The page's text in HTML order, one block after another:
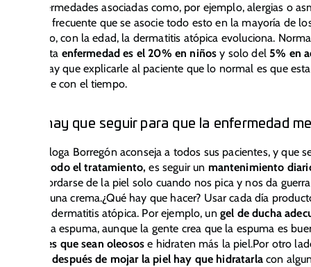
otras enfermedades asociadas como, por ejemplo, alergias o
bastante frecuente que se asocie todo esto en la mayoría de
hecho, con la edad, la dermatitis atópica evoluciona.
de esta enfermedad es el 20% en niños y solo del 5% en
datos hay que explicarle al paciente que lo normal es que esta
mejore con el tiempo.
hay que seguir para que la enfermedad
dermatóloga Borregón aconseja a todos sus pacientes, y que
base de todo el tratamiento, es seguir un mantenimiento
vale acordarse de la piel solo cuando nos pica y nos da
ponerse una crema.¿Qué hay que hacer? Usar cada día
para la dermatitis atópica. Por ejemplo, un gel de ducha
mucha espuma, aunque la gente crea que la espuma es
geles que sean oleosos e hidraten más la piel.Por otro
cada día, después de mojar la piel hay que hidratarlacon